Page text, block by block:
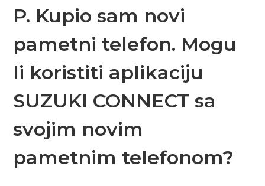
P. Kupio sam novi
pametni telefon. Mogu
li koristiti aplikaciju
SUZUKI CONNECT sa
svojim novim
pametnim telefonom?